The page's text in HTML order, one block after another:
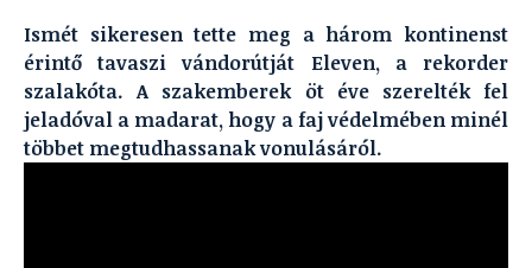
Ismét sikeresen tette meg a három kontinenst
érintő tavaszi vándorútját Eleven, a rekorder
szalakóta. A szakemberek öt éve szerelték fel
jeladóval a madarat, hogy a faj védelmében minél
többet megtudhassanak vonulásáról.